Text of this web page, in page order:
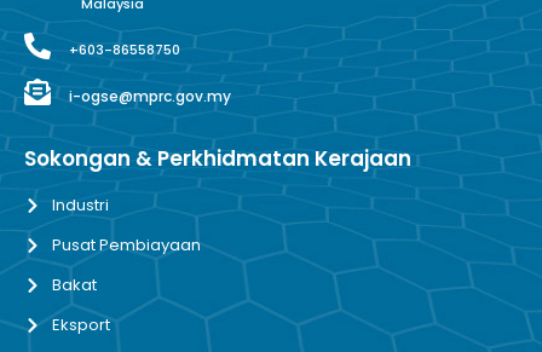
Malaysia
+603-86558750
i-ogse@mprc.gov.my
Sokongan & Perkhidmatan Kerajaan
Industri
Pusat Pembiayaan
Bakat
Eksport